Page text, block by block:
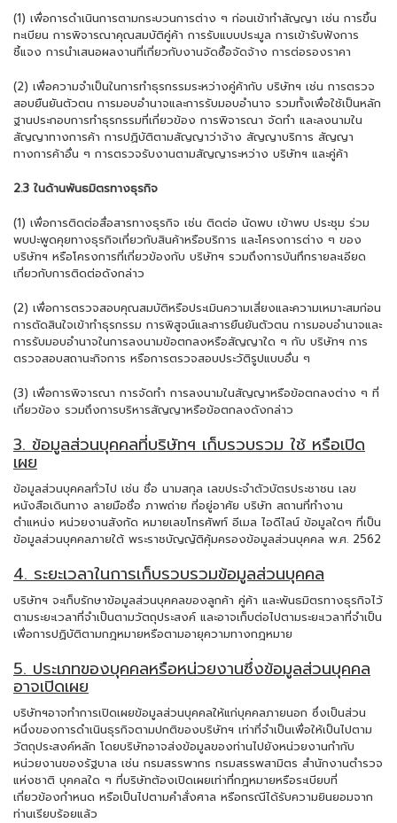
(1) เพื่อการดำเนินการตามกระบวนการต่าง ๆ ก่อนเข้าทำสัญญา เช่น การขึ้น
ทะเบียน การพิจารณาคุณสมบัติคู่ค้า การรับแบบประมูล การเข้ารับฟังการ
ชี้แจง การนำเสนอผลงานที่เกี่ยวกับงานจัดซื้อจัดจ้าง การต่อรองราคา
(2) เพื่อความจำเป็นในการทำธุรกรรมระหว่างคู่ค้ากับ บริษัทฯ เช่น การตรวจ
สอบยืนยันตัวตน การมอบอำนาจและการรับมอบอำนาจ รวมทั้งเพื่อใช้เป็นหลัก
ฐานประกอบการทำธุรกรรมที่เกี่ยวข้อง การพิจารณา จัดทำ และลงนามใน
สัญญาทางการค้า การปฏิบัติตามสัญญาว่าจ้าง สัญญาบริการ สัญญา
ทางการค้าอื่น ๆ การตรวจรับงานตามสัญญาระหว่าง บริษัทฯ และคู่ค้า
2.3 ในด้านพันธมิตรทางธุรกิจ
(1) เพื่อการติดต่อสื่อสารทางธุรกิจ เช่น ติดต่อ นัดพบ เข้าพบ ประชุม ร่วม
พบปะพูดคุยทางธุรกิจเกี่ยวกับสินค้าหรือบริการ และโครงการต่าง ๆ ของ
บริษัทฯ หรือโครงการที่เกี่ยวข้องกับ บริษัทฯ รวมถึงการบันทึกรายละเอียด
เกี่ยวกับการติดต่อดังกล่าว
(2) เพื่อการตรวจสอบคุณสมบัติหรือประเมินความเสี่ยงและความเหมาะสมก่อน
การตัดสินใจเข้าทำธุรกรรม การพิสูจน์และการยืนยันตัวตน การมอบอำนาจและ
การรับมอบอำนาจในการลงนามข้อตกลงหรือสัญญาใด ๆ กับ บริษัทฯ การ
ตรวจสอบสถานะกิจการ หรือการตรวจสอบประวัติรูปแบบอื่น ๆ
(3) เพื่อการพิจารณา การจัดทำ การลงนามในสัญญาหรือข้อตกลงต่าง ๆ ที่
เกี่ยวข้อง รวมถึงการบริหารสัญญาหรือข้อตกลงดังกล่าว
3. ข้อมูลส่วนบุคคลที่บริษัทฯ เก็บรวบรวม ใช้ หรือเปิด
เผย
ข้อมูลส่วนบุคคลทั่วไป เช่น ชื่อ นามสกุล เลขประจำตัวบัตรประชาชน เลข
หนังสือเดินทาง ลายมือชื่อ ภาพถ่าย ที่อยู่อาศัย บริษัท สถานที่ทำงาน
ตำแหน่ง หน่วยงานสังกัด หมายเลขโทรศัพท์ อีเมล ไอดีไลน์ ข้อมูลใดๆ ที่เป็น
ข้อมูลส่วนบุคคลภายใต้ พระราชบัญญัติคุ้มครองข้อมูลส่วนบุคคล พ.ศ. 2562
4. ระยะเวลาในการเก็บรวบรวมข้อมูลส่วนบุคคล
บริษัทฯ จะเก็บรักษาข้อมูลส่วนบุคคลของลูกค้า คู่ค้า และพันธมิตรทางธุรกิจไว้
ตามระยะเวลาที่จำเป็นตามวัตถุประสงค์ และอาจเก็บต่อไปตามระยะเวลาที่จำเป็น
เพื่อการปฏิบัติตามกฎหมายหรือตามอายุความทางกฎหมาย
5. ประเภทของบุคคลหรือหน่วยงานซึ่งข้อมูลส่วนบุคคล
อาจเปิดเผย
บริษัทฯอาจทำการเปิดเผยข้อมูลส่วนบุคคลให้แก่บุคคลภายนอก ซึ่งเป็นส่วน
หนึ่งของการดำเนินธุรกิจตามปกติของบริษัทฯ เท่าที่จำเป็นเพื่อให้เป็นไปตาม
วัตถุประสงค์หลัก โดยบริษัทอาจส่งข้อมูลของท่านไปยังหน่วยงานกำกับ
หน่วยงานของรัฐบาล เช่น กรมสรรพากร กรมสรรพสามิตร สำนักงานตำรวจ
แห่งชาติ บุคคลใด ๆ ที่บริษัทต้องเปิดเผยเท่าที่กฎหมายหรือระเบียบที่
เกี่ยวข้องกำหนด หรือเป็นไปตามคำสั่งศาล หรือกรณีได้รับความยินยอมจาก
ท่านเรียบร้อยแล้ว